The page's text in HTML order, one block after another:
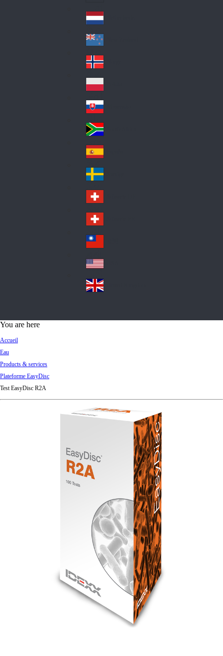
Lat
in
A
me
ric
a
Ne
the
rla
nd
s
Ne
w
Ze
ala
nd
No
rw
ay
Pol
an
d
Slo
va
kia
So
uth
Af
ric
a
Sp
ain
Sw
ed
en
Sw
itz
erl
an
d
Sw
itz
erl
an
d
wa
n
A
d
You are here
Accueil
Eau
Products & services
Plateforme EasyDisc
Test EasyDisc R2A